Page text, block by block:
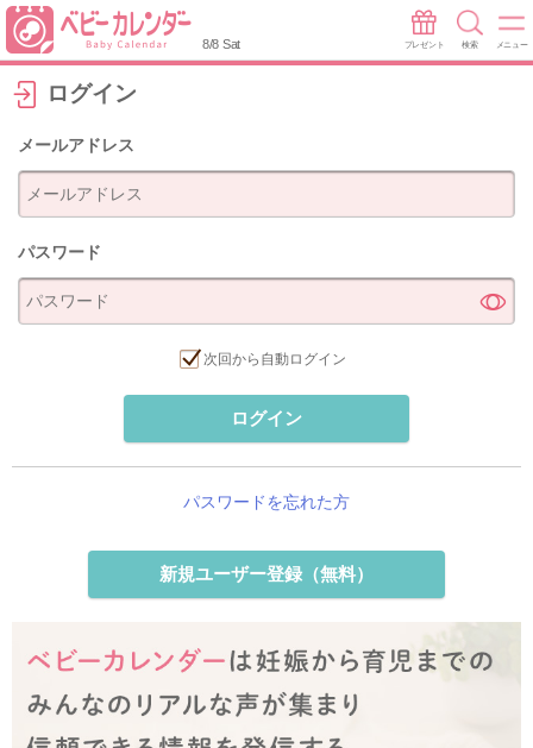
8/8 Sat プレゼント 検索 メニュー
ログイン
メールアドレス
パスワード
次回から自動ログイン
ログイン
パスワードを忘れた方
新規ユーザー登録（無料）